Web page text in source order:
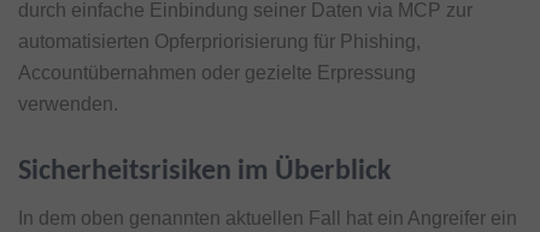
durch einfache Einbindung seiner Daten via MCP zur
automatisierten Opferpriorisierung für Phishing,
Accountübernahmen oder gezielte Erpressung
verwenden.
Sicherheitsrisiken im Überblick
In dem oben genannten aktuellen Fall hat ein Angreifer ein